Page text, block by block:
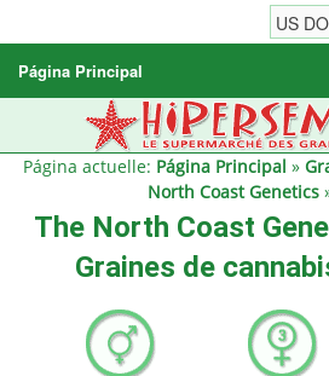
Página Principal
Graines de cannabis
Autres produits
Página actuelle: Página Principal »
North Coast Genetics
The North Coast
Graines de